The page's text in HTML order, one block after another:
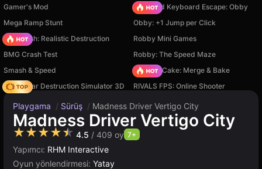
Gamer's Mod
+1 Speed Keyboard Escape: Obby
Mega Ramp Stunt
Obby: +1 Jump per Click
Car Crush: Realistic Destruction
Robby Mini Games
BMG Crash Test
Robby: The Speed Maze
Smash & Speed
Piece of Cake: Merge & Bake
Online Car Destruction Simulator 3D
RIVALS FPS: Online Shooter
Playgama / Sürüş / Madness Driver Vertigo City
Madness Driver Vertigo City
★★★★★ 4.5 / 409 oy 7+
Yapımcı: RHM Interactive
Oyun yönlendirmesi: Yatay